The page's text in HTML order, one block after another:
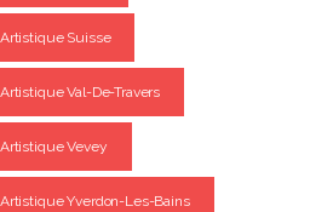
Suisse
Val-De-Travers
Vevey
Yverdon-Les-Bains